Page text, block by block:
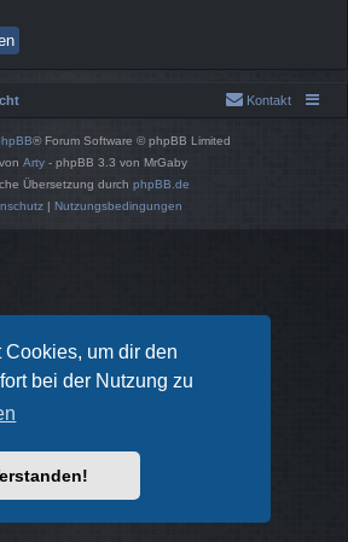
um dir den
bei der Nutzung zu
Kontakt
® Forum Software © phpBB Limited
Arty - phpBB 3.3 von MrGaby
Übersetzung durch phpBB.de
| Nutzungsbedingungen